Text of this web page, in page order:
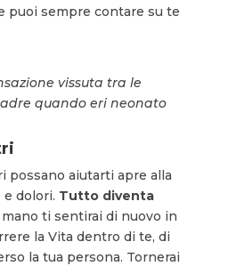
puoi sempre contare su te
vissuta tra le
quando eri neonato
possano aiutarti apre alla
dolori. Tutto diventa
mano ti sentirai di nuovo in
la Vita dentro di te, di
la tua persona. Tornerai